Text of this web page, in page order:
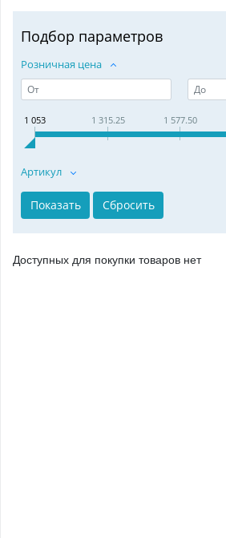
Подбор параметров
Розничная цена
1 053 1 315.25 1 577.50
Артикул
Доступных для покупки товаров нет